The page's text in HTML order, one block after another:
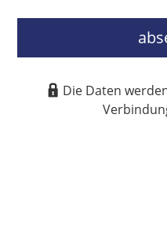
Die Daten